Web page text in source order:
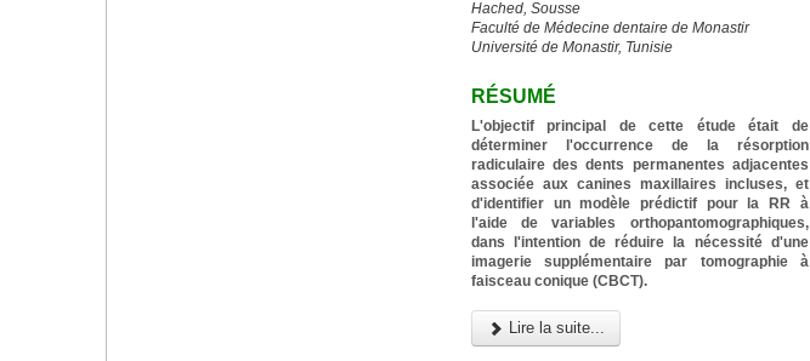
Hached, Sousse
Faculté de Médecine dentaire de Monastir
Université de Monastir, Tunisie
RÉSUMÉ
L'objectif principal de cette étude était de
déterminer l'occurrence de la résorption
radiculaire des dents permanentes adjacentes
associée aux canines maxillaires incluses, et
d'identifier un modèle prédictif pour la RR à
l'aide de variables orthopantomographiques,
dans l'intention de réduire la nécessité d'une
imagerie supplémentaire par tomographie à
faisceau conique (CBCT).
Lire la suite...